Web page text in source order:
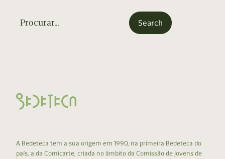
A Bedeteca tem a sua origem em 1990, na primeira Bedeteca do
país, a da Comicarte, criada no âmbito da Comissão de Jovens de